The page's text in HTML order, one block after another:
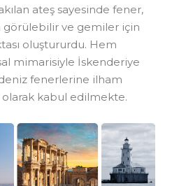
ateş sayesinde fener,
ve gemiler için
oluştururdu. Hem
mimarisiyle İskenderiye
fenerlerine ilham
kabul edilmekte.